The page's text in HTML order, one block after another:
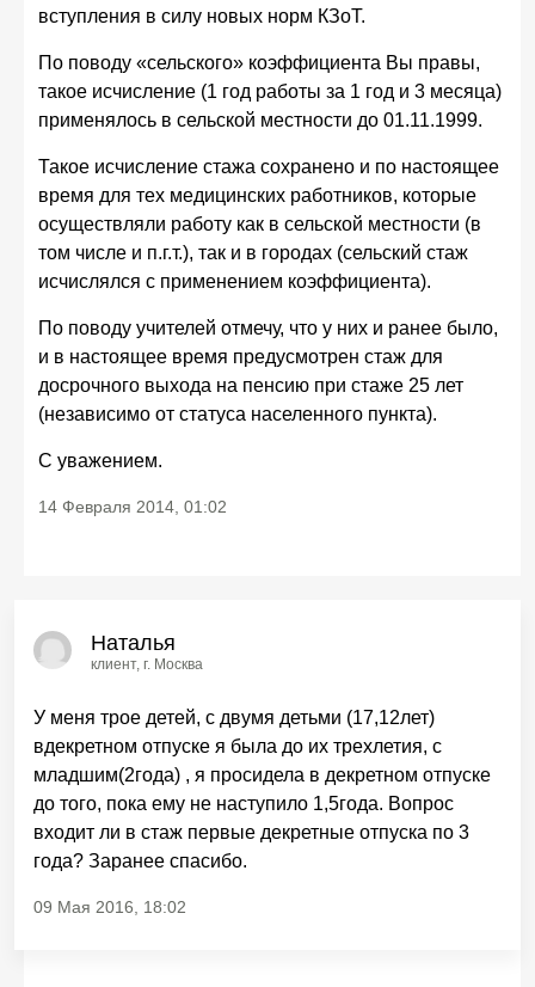
вступления в силу новых норм КЗоТ.
По поводу «сельского» коэффициента Вы правы,
такое исчисление (1 год работы за 1 год и 3 месяца)
применялось в сельской местности до 01.11.1999.
Такое исчисление стажа сохранено и по настоящее
время для тех медицинских работников, которые
осуществляли работу как в сельской местности (в
том числе и п.г.т.), так и в городах (сельский стаж
исчислялся с применением коэффициента).
По поводу учителей отмечу, что у них и ранее было,
и в настоящее время предусмотрен стаж для
досрочного выхода на пенсию при стаже 25 лет
(независимо от статуса населенного пункта).
С уважением.
14 Февраля 2014, 01:02
Наталья
клиент, г. Москва
У меня трое детей, с двумя детьми (17,12лет)
вдекретном отпуске я была до их трехлетия, с
младшим(2года) , я просидела в декретном отпуске
до того, пока ему не наступило 1,5года. Вопрос
входит ли в стаж первые декретные отпуска по 3
года? Заранее спасибо.
09 Мая 2016, 18:02